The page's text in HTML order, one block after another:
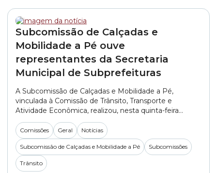
Subcomissão de Calçadas e
Mobilidade a Pé ouve
representantes da Secretaria
Municipal de Subprefeituras
A Subcomissão de Calçadas e Mobilidade a Pé,
vinculada à Comissão de Trânsito, Transporte e
Atividade Econômica, realizou, nesta quinta-feira
(06/08), a primeira reunião do segundo semestre de
2026. No encontro, os vereadores ouviram
representantes da SMSUB (Secretaria Municipal das
Subprefeituras). A pasta foi representada pelo
engenheiro Alexandre Martini e pelo arquiteto Rodolfo
Comissões Geral Notícias
Subcomissão de Calçadas e Mobilidade a Pé Subcomissões
Trânsito